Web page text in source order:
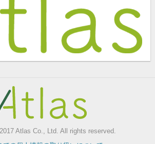
Atlas Co., Ltd. All rights reserved.